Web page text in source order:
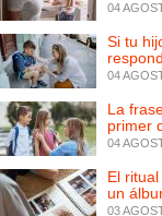
04
Si tu
04
La
primer
04
El
un
03